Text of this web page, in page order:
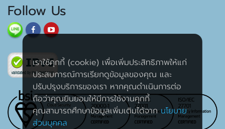
Follow Us
เราใช้คุกกี้ (cookie) เพื่อเพิ่มประสิทธิภาพให้แก่
ประสบการณ์การเรียกดูข้อมูลของคุณ และ
ปรับปรุงบริการของเรา หากคุณดำเนินการต่อ
ถือว่าคุณยินยอมให้มีการใช้งานคุกกี้
คุณสามารถศึกษาข้อมูลเพิ่มเติมได้จากนโยบาย
ส่วนบุคคล